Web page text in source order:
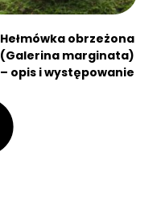
Hełmówka obrzeżona
(Galerina marginata)
– opis i występowanie